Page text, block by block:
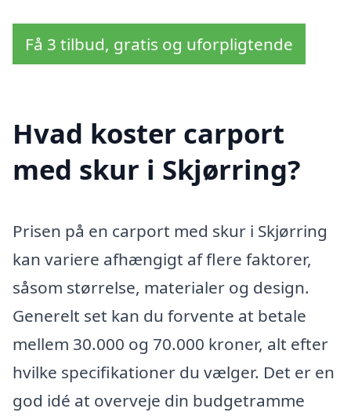
Få 3 tilbud, gratis og uforpligtende
Hvad koster carport
med skur i Skjørring?
Prisen på en carport med skur i Skjørring
kan variere afhængigt af flere faktorer,
såsom størrelse, materialer og design.
Generelt set kan du forvente at betale
mellem 30.000 og 70.000 kroner, alt efter
hvilke specifikationer du vælger. Det er en
god idé at overveje din budgetramme